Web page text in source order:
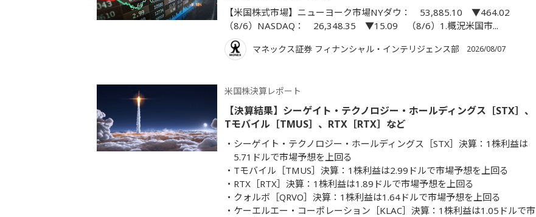
【米国株式市場】ニューヨーク市場NYダウ： 53,885.10 ▼464.02
（8/6）NASDAQ： 26,348.35 ▼15.09 （8/6）1.概況米国市...
マネックス証券 フィナンシャル・インテリジェンス部 2026/08/07
米国株決算レポート
【決算結果】シーゲイト・テクノロジー・ホールディングス［STX］、
Tモバイル［TMUS］、RTX［RTX］など
シーゲイト・テクノロジー・ホールディングス［STX］決算：1株利益は
5.71ドルで市場予想を上回る
Tモバイル［TMUS］決算：1株利益は2.99ドルで市場予想を上回る
RTX［RTX］決算：1株利益は1.89ドルで市場予想を上回る
クォルボ［QRVO］決算：1株利益は1.64ドルで市場予想を上回る
ケーエルエー・コーポレーション［KLAC］決算：1株利益は1.05ドルで市